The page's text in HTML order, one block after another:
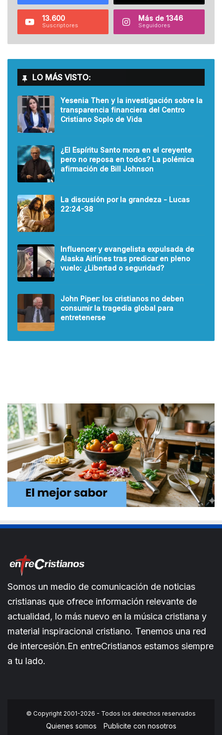
13.600
Suscriptores
Más de 1346
Seguidores
LO MÁS VISTO:
Yesenia Then y la investigación sobre la
transparencia financiera del Centro
Cristiano Soplo de Vida
¿El Espíritu Santo mora en el creyente
pero no reposa en todos? La polémica
afirmación de Bill Johnson
La discusión por la grandeza - Lucas
22:24-38
Influencer y evangelista expulsada de
Alaska Airlines tras predicar en pleno
vuelo: ¿Libertad o seguridad?
John Piper: los cristianos no deben
consumir la tragedia global para
entretenerse
Somos un medio de comunicación de noticias
cristianas que ofrece información relevante de
actualidad, lo más nuevo en la música cristiana y
material inspiracional cristiano. Tenemos una red
de intercesión.En entreCristianos estamos siempre
a tu lado.
© Copyright 2001-2026 - Todos los derechos reservados
Quienes somos Publicite con nosotros